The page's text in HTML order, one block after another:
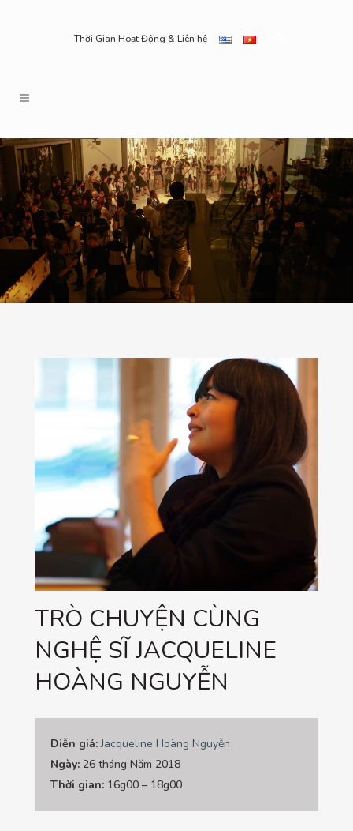
Thời Gian Hoạt Động & Liên hệ
TRÒ CHUYỆN CÙNG
NGHỆ SĨ JACQUELINE
HOÀNG NGUYỄN
Diễn giả:Jacqueline Hoàng Nguyễn
Ngày: 26 tháng Năm 2018
Thời gian: 16g00 – 18g00